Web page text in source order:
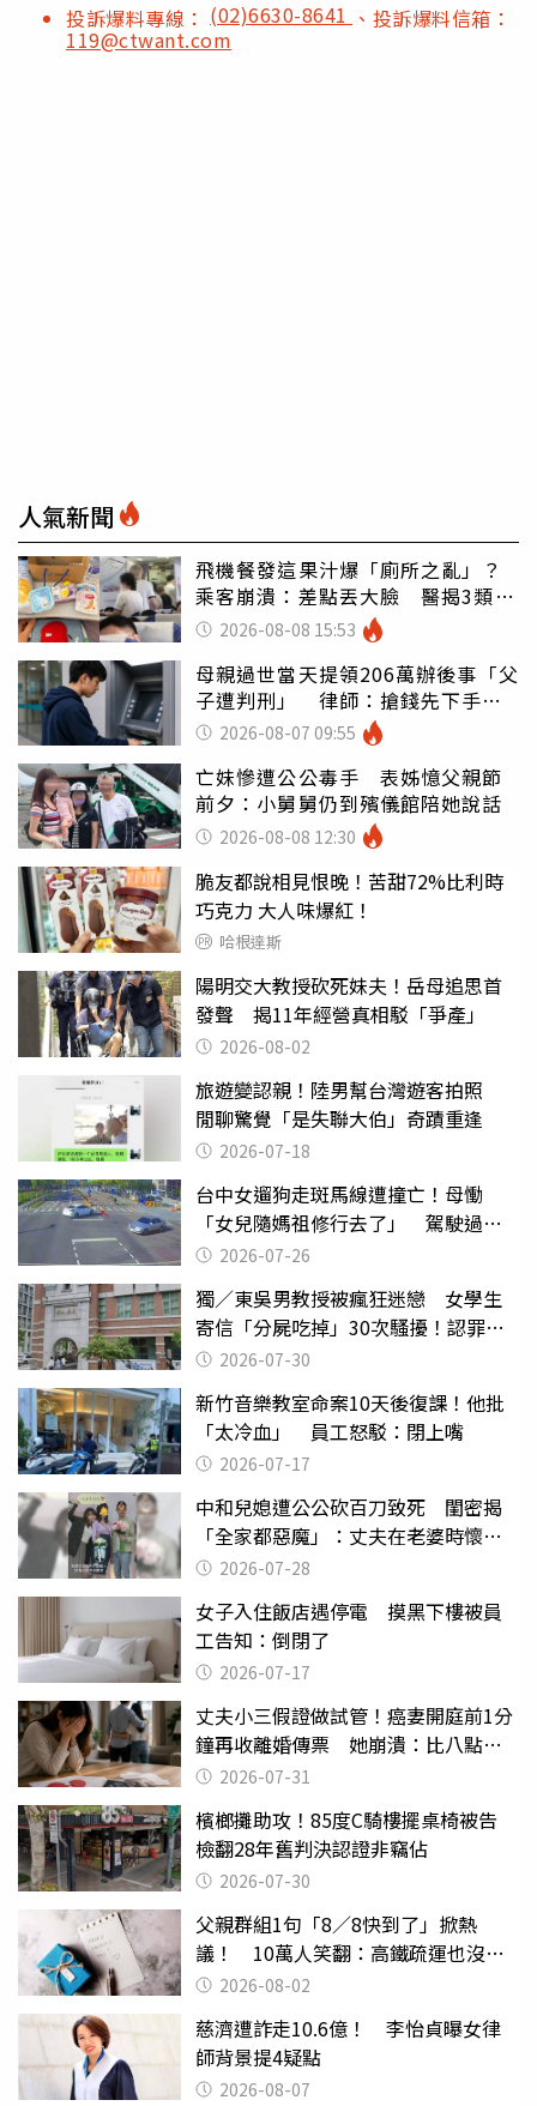
投訴爆料專線： (02)6630-8641 、投訴爆料信箱：
119@ctwant.com
人氣新聞
飛機餐發這果汁爆「廁所之亂」？
乘客崩潰：差點丟大臉 醫揭3類人
別亂喝
2026-08-08 15:53
母親過世當天提領206萬辦後事「父
子遭判刑」 律師：搶錢先下手是
罪 2026-08-07 09:55
亡妹慘遭公公毒手 表姊憶父親節
前夕：小舅舅仍到殯儀館陪她說話
2026-08-08 12:30
脆友都說相見恨晚！苦甜72%比利時
巧克力 大人味爆紅！
哈根達斯
陽明交大教授砍死妹夫！岳母追思首
發聲 揭11年經營真相駁「爭產」
2026-08-02
旅遊變認親！陸男幫台灣遊客拍照
閒聊驚覺「是失聯大伯」奇蹟重逢
2026-07-18
台中女遛狗走斑馬線遭撞亡！母慟
「女兒隨媽祖修行去了」 駕駛過失
致死判9月
2026-07-26
獨／東吳男教授被瘋狂迷戀 女學生
寄信「分屍吃掉」30次騷擾！認罪免
關 2026-07-30
新竹音樂教室命案10天後復課！他批
「太冷血」 員工怒駁：閉上嘴
2026-07-17
中和兒媳遭公公砍百刀致死 閨密揭
「全家都惡魔」：丈夫在老婆時懷孕
摔東西
2026-07-28
女子入住飯店遇停電 摸黑下樓被員
工告知：倒閉了
2026-07-17
丈夫小三假證做試管！癌妻開庭前1分
鐘再收離婚傳票 她崩潰：比八點檔
還扯2026-07-31
檳榔攤助攻！85度C騎樓擺桌椅被告
檢翻28年舊判決認證非竊佔
2026-07-30
父親群組1句「8／8快到了」掀熱
議！ 10萬人笑翻：高鐵疏運也沒列
父親節
2026-08-02
慈濟遭詐走10.6億！ 李怡貞曝女律
師背景提4疑點
2026-08-07